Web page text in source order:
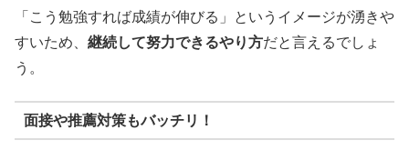
「こう勉強すれば成績が伸びる」というイメージが湧きや
すいため、 継続して努力できるやり方だと言えるでしょ
う。
面接や推薦対策もバッチリ！